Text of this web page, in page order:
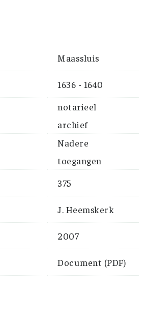
Maassluis
1636 - 1640
notarieel
archief
Nadere
toegangen
375
J. Heemskerk
2007
Document (PDF)